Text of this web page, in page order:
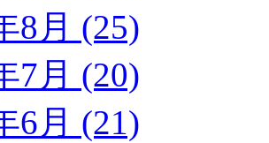
8月 (25)
7月 (20)
6月 (21)